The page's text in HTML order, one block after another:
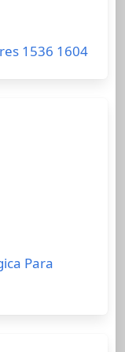
1536 1604
Para